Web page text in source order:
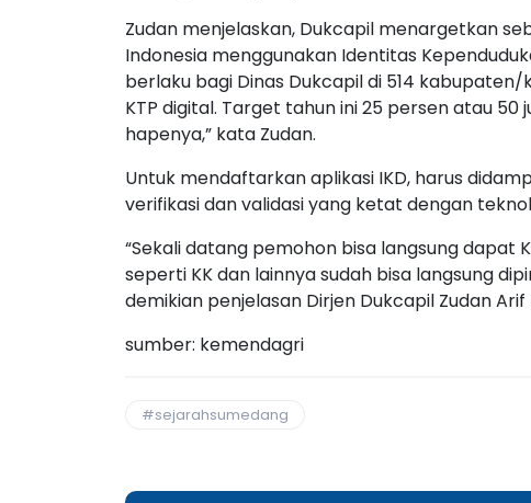
Zudan menjelaskan, Dukcapil menargetkan
Indonesia menggunakan Identitas
berlaku bagi Dinas Dukcapil di 514
KTP digital. Target tahun ini 25 persen atau 50
hapenya,” kata Zudan.
Untuk mendaftarkan aplikasi IKD, harus
verifikasi dan validasi yang ketat dengan
“Sekali datang pemohon bisa langsung dapat
seperti KK dan lainnya sudah bisa langsung
demikian penjelasan Dirjen Dukcapil Zudan Arif
sumber: kemendagri
#sejarahsumedang